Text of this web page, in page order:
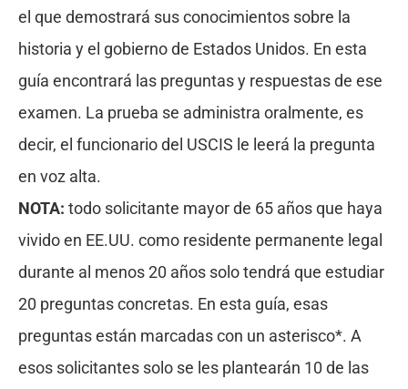
el que demostrará sus conocimientos sobre la
historia y el gobierno de Estados Unidos. En esta
guía encontrará las preguntas y respuestas de ese
examen. La prueba se administra oralmente, es
decir, el funcionario del USCIS le leerá la pregunta
en voz alta.
NOTA: todo solicitante mayor de 65 años que haya
vivido en EE.UU. como residente permanente legal
durante al menos 20 años solo tendrá que estudiar
20 preguntas concretas. En esta guía, esas
preguntas están marcadas con un asterisco*. A
esos solicitantes solo se les plantearán 10 de las